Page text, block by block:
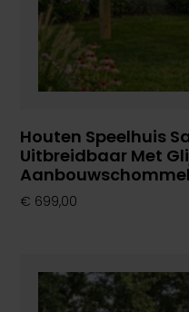
Houten Speelhuis
Uitbreidbaar Met
€ 699,00